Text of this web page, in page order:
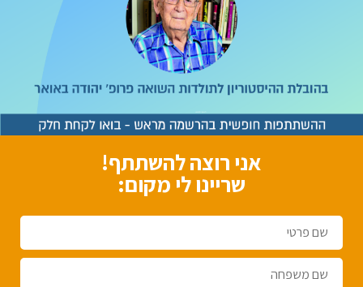
אני רוצה להשתתף!
שריינו לי מקום: